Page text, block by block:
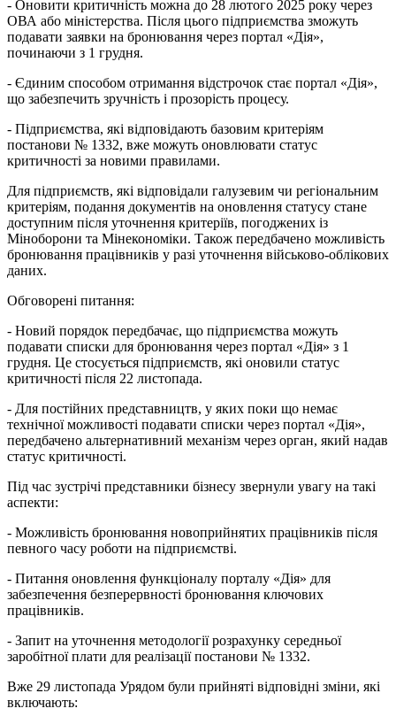
- Оновити критичність можна до 28 лютого 2025 року через
ОВА або міністерства. Після цього підприємства зможуть
подавати заявки на бронювання через портал «Дія»,
починаючи з 1 грудня.
- Єдиним способом отримання відстрочок стає портал «Дія»,
що забезпечить зручність і прозорість процесу.
- Підприємства, які відповідають базовим критеріям
постанови № 1332, вже можуть оновлювати статус
критичності за новими правилами.
Для підприємств, які відповідали галузевим чи регіональним
критеріям, подання документів на оновлення статусу стане
доступним після уточнення критеріїв, погоджених із
Міноборони та Мінекономіки. Також передбачено можливість
бронювання працівників у разі уточнення військово-облікових
даних.
Обговорені питання:
- Новий порядок передбачає, що підприємства можуть
подавати списки для бронювання через портал «Дія» з 1
грудня. Це стосується підприємств, які оновили статус
критичності після 22 листопада.
- Для постійних представництв, у яких поки що немає
технічної можливості подавати списки через портал «Дія»,
передбачено альтернативний механізм через орган, який надав
статус критичності.
Під час зустрічі представники бізнесу звернули увагу на такі
аспекти:
- Можливість бронювання новоприйнятих працівників після
певного часу роботи на підприємстві.
- Питання оновлення функціоналу порталу «Дія» для
забезпечення безперервності бронювання ключових
працівників.
- Запит на уточнення методології розрахунку середньої
заробітної плати для реалізації постанови № 1332.
Вже 29 листопада Урядом були прийняті відповідні зміни, які
включають: